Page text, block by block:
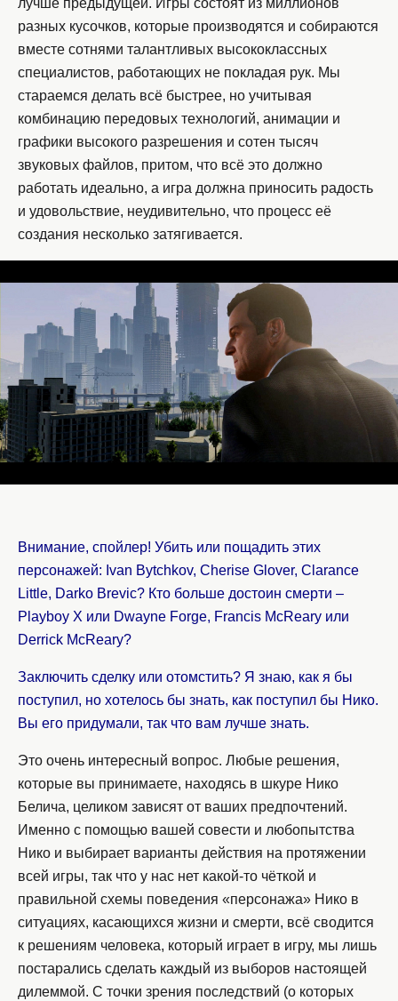
лучше предыдущей. Игры состоят из миллионов
разных кусочков, которые производятся и собираются
вместе сотнями талантливых высококлассных
специалистов, работающих не покладая рук. Мы
стараемся делать всё быстрее, но учитывая
комбинацию передовых технологий, анимации и
графики высокого разрешения и сотен тысяч
звуковых файлов, притом, что всё это должно
работать идеально, а игра должна приносить радость
и удовольствие, неудивительно, что процесс её
создания несколько затягивается.
Внимание, спойлер! Убить или пощадить этих
персонажей: Ivan Bytchkov, Cherise Glover, Clarance
Little, Darko Brevic? Кто больше достоин смерти –
Playboy X или Dwayne Forge, Francis McReary или
Derrick McReary?
Заключить сделку или отомстить? Я знаю, как я бы
поступил, но хотелось бы знать, как поступил бы Нико.
Вы его придумали, так что вам лучше знать.
Это очень интересный вопрос. Любые решения,
которые вы принимаете, находясь в шкуре Нико
Белича, целиком зависят от ваших предпочтений.
Именно с помощью вашей совести и любопытства
Нико и выбирает варианты действия на протяжении
всей игры, так что у нас нет какой-то чёткой и
правильной схемы поведения «персонажа» Нико в
ситуациях, касающихся жизни и смерти, всё сводится
к решениям человека, который играет в игру, мы лишь
постарались сделать каждый из выборов настоящей
дилеммой. С точки зрения последствий (о которых